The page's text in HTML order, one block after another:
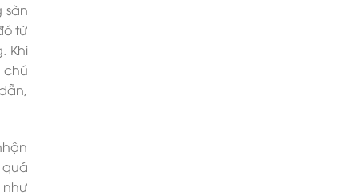
sàn
từ
Khi
chú
như